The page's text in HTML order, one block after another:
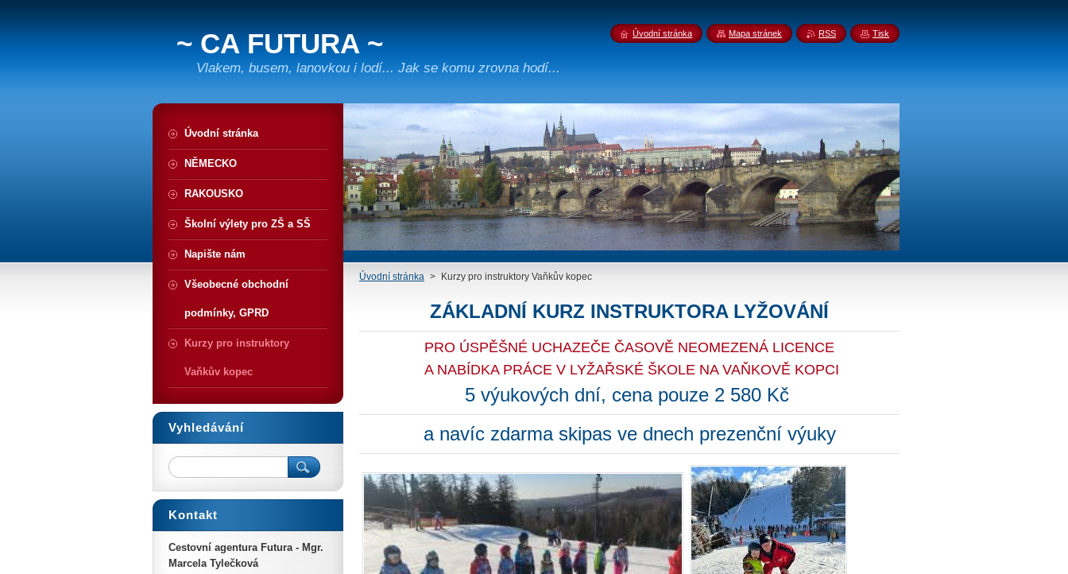
~ CA FUTURA ~
Vlakem, busem, lanovkou i lodí... Jak se komu zrovna hodí...
Úvodní stránka > Kurzy pro instruktory Vaňkův kopec
ZÁKLADNÍ KURZ INSTRUKTORA LYŽOVÁNÍ
PRO ÚSPĚŠNÉ UCHAZEČE ČASOVĚ NEOMEZENÁ LICENCE
A NABÍDKA PRÁCE V LYŽAŘSKÉ ŠKOLE NA VAŇKOVĚ KOPCI
5 výukových dní, cena pouze 2 580 Kč
a navíc zdarma skipas ve dnech prezenční výuky
Úvodní stránka
NĚMECKO
RAKOUSKO
Školní výlety pro ZŠ a SŠ
Napište nám
Všeobecné obchodní
podmínky, GPRD
Kurzy pro instruktory
Vaňkův kopec
Vyhledávání
Kontakt
Cestovní agentura Futura - Mgr.
Marcela Tylečková
Úvodní stránka Mapa stránek RSS Tisk